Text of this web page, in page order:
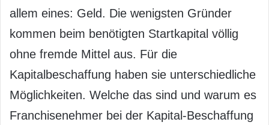
allem eines: Geld. Die wenigsten Gründer
kommen beim benötigten Startkapital völlig
ohne fremde Mittel aus. Für die
Kapitalbeschaffung haben sie unterschiedliche
Möglichkeiten. Welche das sind und warum es
Franchisenehmer bei der Kapital-Beschaffung